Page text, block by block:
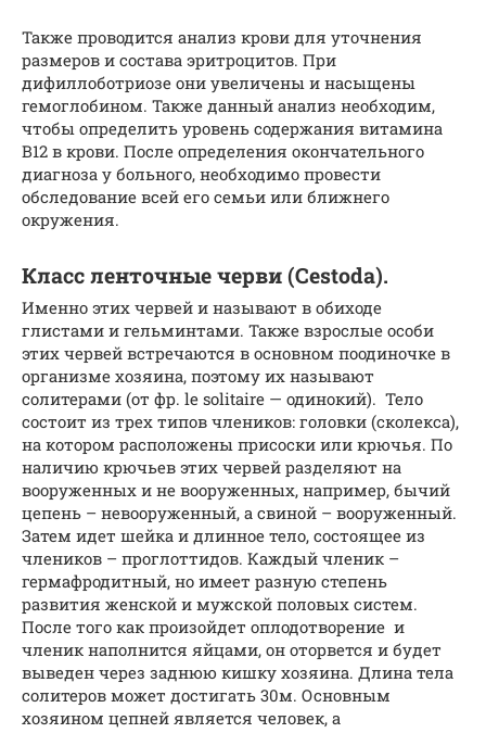
Также проводится анализ крови для уточнения
размеров и состава эритроцитов. При
дифиллоботриозе они увеличены и насыщены
гемоглобином. Также данный анализ необходим,
чтобы определить уровень содержания витамина
В12 в крови. После определения окончательного
диагноза у больного, необходимо провести
обследование всей его семьи или ближнего
окружения.
Класс ленточные черви (Cestoda).
Именно этих червей и называют в обиходе
глистами и гельминтами. Также взрослые особи
этих червей встречаются в основном поодиночке в
организме хозяина, поэтому их называют
солитерами (от фр. le solitaire — одинокий). Тело
состоит из трех типов члеников: головки (сколекса),
на котором расположены присоски или крючья. По
наличию крючьев этих червей разделяют на
вооруженных и не вооруженных, например, бычий
цепень – невооруженный, а свиной – вооруженный.
Затем идет шейка и длинное тело, состоящее из
члеников – проглоттидов. Каждый членик –
гермафродитный, но имеет разную степень
развития женской и мужской половых систем.
После того как произойдет оплодотворение и
членик наполнится яйцами, он оторвется и будет
выведен через заднюю кишку хозяина. Длина тела
солитеров может достигать 30м. Основным
хозяином цепней является человек, а